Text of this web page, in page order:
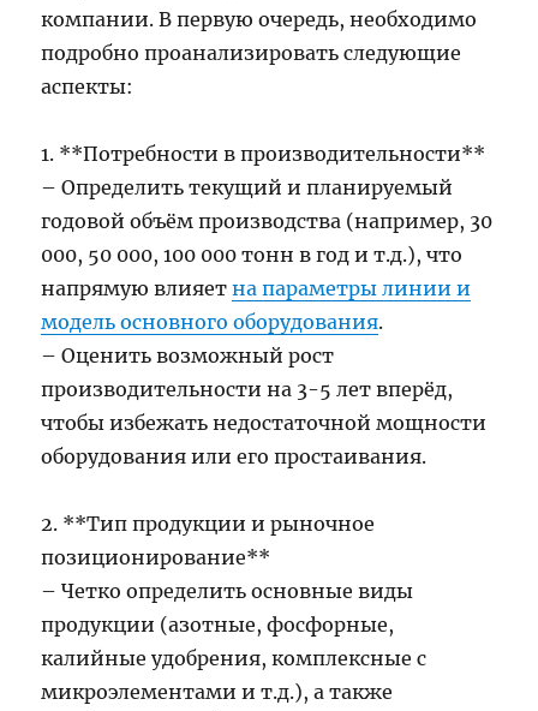
компании. В первую очередь, необходимо
подробно проанализировать следующие
аспекты:
1. **Потребности в производительности**
– Определить текущий и планируемый
годовой объём производства (например, 30
000, 50 000, 100 000 тонн в год и т.д.), что
напрямую влияетна параметры линии и
модель основного оборудования.
– Оценить возможный рост
производительности на 3-5 лет вперёд,
чтобы избежать недостаточной мощности
оборудования или его простаивания.
2. **Тип продукции и рыночное
позиционирование**
– Четко определить основные виды
продукции (азотные, фосфорные,
калийные удобрения, комплексные с
микроэлементами и т.д.), а также